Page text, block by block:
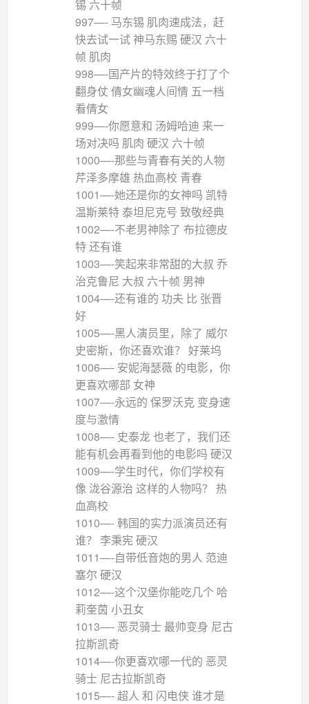
锡 六十帧
997—- 马东锡 肌肉速成法，赶
快去试一试 神马东赐 硬汉 六十
帧 肌肉
998—-国产片的特效终于打了个
翻身仗 倩女幽魂人间情 五一档
看倩女
999—-你愿意和 汤姆哈迪 来一
场对决吗 肌肉 硬汉 六十帧
1000—-那些与青春有关的人物
芹泽多摩雄 热血高校 青春
1001—-她还是你的女神吗 凯特
温斯莱特 泰坦尼克号 致敬经典
1002—-不老男神除了 布拉德皮
特 还有谁
1003—-笑起来非常甜的大叔 乔
治克鲁尼 大叔 六十帧 男神
1004—-还有谁的 功夫 比 张晋
好
1005—-黑人演员里，除了 威尔
史密斯，你还喜欢谁？ 好莱坞
1006—- 安妮海瑟薇 的电影，你
更喜欢哪部 女神
1007—-永远的 保罗沃克 变身速
度与激情
1008—- 史泰龙 也老了，我们还
能有机会再看到他的电影吗 硬汉
1009—-学生时代，你们学校有
像 泷谷源治 这样的人物吗？ 热
血高校
1010—- 韩国的实力派演员还有
谁？ 李秉宪 硬汉
1011—-自带低音炮的男人 范迪
塞尔 硬汉
1012—-这个汉堡你能吃几个 哈
莉奎茵 小丑女
1013—- 恶灵骑士 最帅变身 尼古
拉斯凯奇
1014—-你更喜欢哪一代的 恶灵
骑士 尼古拉斯凯奇
1015—- 超人 和 闪电侠 谁才是